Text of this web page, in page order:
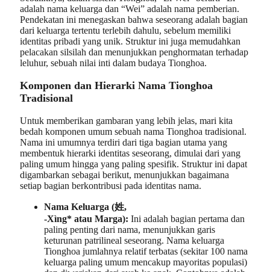
adalah nama keluarga dan “Wei” adalah nama pemberian.
Pendekatan ini menegaskan bahwa seseorang adalah bagian
dari keluarga tertentu terlebih dahulu, sebelum memiliki
identitas pribadi yang unik. Struktur ini juga memudahkan
pelacakan silsilah dan menunjukkan penghormatan terhadap
leluhur, sebuah nilai inti dalam budaya Tionghoa.
Komponen dan Hierarki Nama Tionghoa
Tradisional
Untuk memberikan gambaran yang lebih jelas, mari kita
bedah komponen umum sebuah nama Tionghoa tradisional.
Nama ini umumnya terdiri dari tiga bagian utama yang
membentuk hierarki identitas seseorang, dimulai dari yang
paling umum hingga yang paling spesifik. Struktur ini dapat
digambarkan sebagai berikut, menunjukkan bagaimana
setiap bagian berkontribusi pada identitas nama.
Nama Keluarga (姓,
-Xìng* atau Marga): Ini adalah bagian pertama dan
paling penting dari nama, menunjukkan garis
keturunan patrilineal seseorang. Nama keluarga
Tionghoa jumlahnya relatif terbatas (sekitar 100 nama
keluarga paling umum mencakup mayoritas populasi)